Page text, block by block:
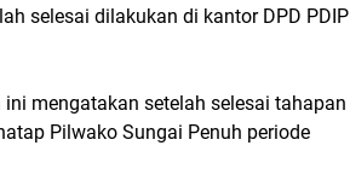
selesai dilakukan di kantor DPD PDIP
mengatakan setelah selesai tahapan
Pilwako Sungai Penuh periode